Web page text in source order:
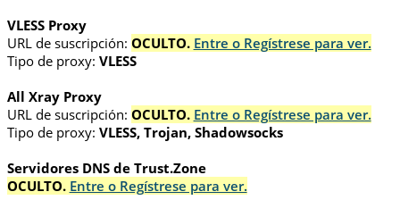
VLESS Proxy
URL de suscripción: OCULTO. Entre o Regístrese para ver.
Tipo de proxy: VLESS
All Xray Proxy
URL de suscripción: OCULTO. Entre o Regístrese para ver.
Tipo de proxy: VLESS, Trojan, Shadowsocks
Servidores DNS de Trust.Zone
OCULTO. Entre o Regístrese para ver.